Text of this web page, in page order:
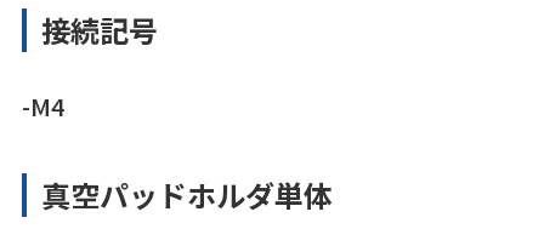
接続記号
-M4
真空パッドホルダ単体